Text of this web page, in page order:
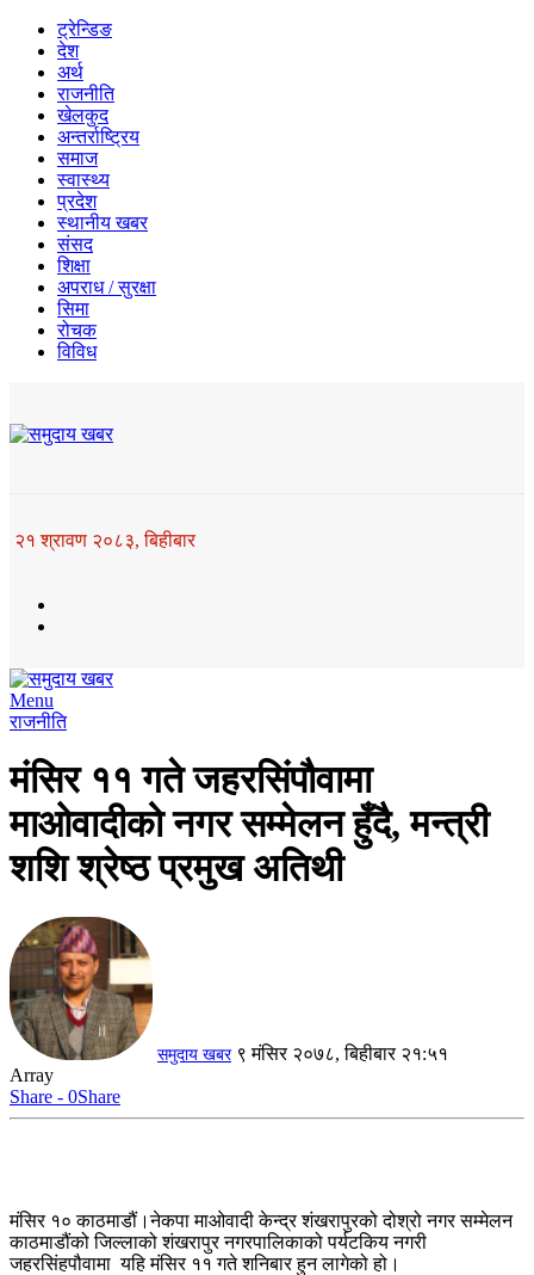
ट्रेन्डिङ
देश
अर्थ
राजनीति
खेलकुद
अन्तर्राष्ट्रिय
समाज
स्वास्थ्य
प्रदेश
स्थानीय खबर
संसद
शिक्षा
अपराध / सुरक्षा
सिमा
रोचक
विविध
२१ श्रावण २०८३, बिहीबार
Menu
राजनीति
मंसिर ११ गते जहरसिंपौवामा
माओवादीको नगर सम्मेलन हुँदै, मन्त्री
शशि श्रेष्ठ प्रमुख अतिथी
समुदाय खबर ९ मंसिर २०७८, बिहीबार २१:५१
Array
Share - 0Share
मंसिर १० काठमाडौं।नेकपा माओवादी केन्द्र शंखरापुरको दोश्रो नगर सम्मेलन
काठमाडौंको जिल्लाको शंखरापुर नगरपालिकाको पर्यटकिय नगरी
जहरसिंहपौवामा यहि मंसिर ११ गते शनिबार हुन लागेको हो।